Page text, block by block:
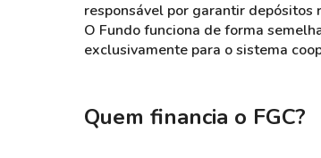
responsável por garantir depósitos
O Fundo funciona de forma
exclusivamente para o sistema
Quem financia o FGC?